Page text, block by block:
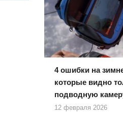
4 ошибки на
которые видно
подводную
12 февраля 2026